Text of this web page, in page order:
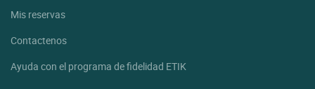
Mis reservas
Contactenos
Ayuda con el programa de fidelidad ETIK